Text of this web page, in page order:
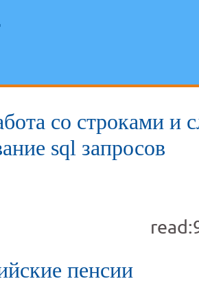
со строками и
sql запросов
пенсии